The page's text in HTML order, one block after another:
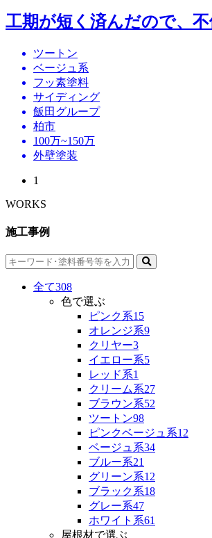
工期が短く済んだので、
ツートン
ベージュ系
フッ素塗料
サイディング
飯田グループ
柏市
100万~150万
外壁塗装
1
WORKS
施工事例
全て308
色で選ぶ
ピンク系15
オレンジ系9
クリヤー3
イエロー系5
レッド系1
クリーム系27
ブラウン系52
ツートン98
ピンクベージュ系12
ベージュ系34
ブルー系21
グリーン系12
ブラック系18
グレー系47
ホワイト系61
屋根材で選ぶ